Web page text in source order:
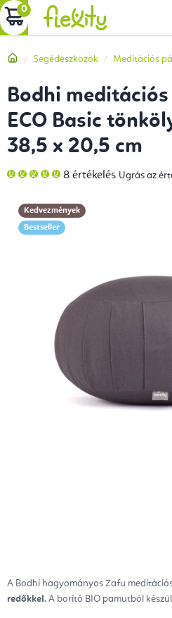
Ugrás
a
tartalomhoz
KOSÁR
Kezdőlap
Segédeszközök Meditációs
A Bodhi hagyományos Zafu
redőkkel. A borító BIO pamutból
Bodhi
ECO Basic
38,5 x 20,5 cm
A
termék
5-
ből
5,0
csillag.
8 értékelés Ugrás az
Kedvezmények
Bestseller